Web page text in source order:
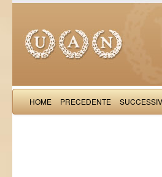
HOME PRECEDENTE